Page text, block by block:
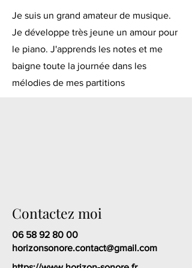
Je suis un grand amateur de musique.
Je développe très jeune un amour pour
le piano. J'apprends les notes et me
baigne toute la journée dans les
mélodies de mes partitions
Contactez moi
06 58 92 80 00
horizonsonore.contact@gmail.com